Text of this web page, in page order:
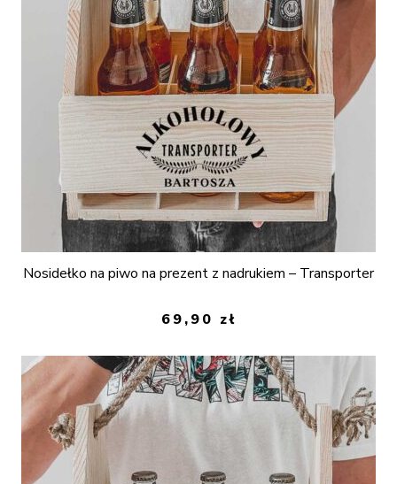
Nosidełko na piwo na prezent z nadrukiem – Transporter
69,90 zł